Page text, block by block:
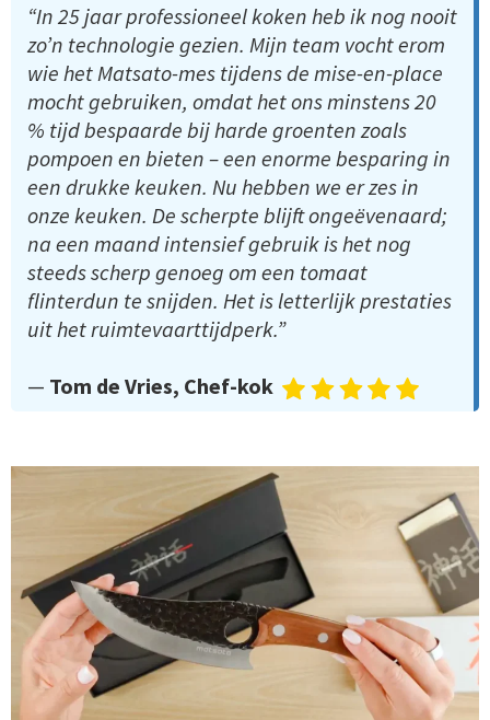
“In 25 jaar professioneel koken heb ik nog nooit
zo’n technologie gezien. Mijn team vocht erom
wie het Matsato-mes tijdens de mise-en-place
mocht gebruiken, omdat het ons minstens 20
% tijd bespaarde bij harde groenten zoals
pompoen en bieten – een enorme besparing in
een drukke keuken. Nu hebben we er zes in
onze keuken. De scherpte blijft ongeëvenaard;
na een maand intensief gebruik is het nog
steeds scherp genoeg om een tomaat
flinterdun te snijden. Het is letterlijk prestaties
uit het ruimtevaarttijdperk.”
— Tom de Vries, Chef-kok